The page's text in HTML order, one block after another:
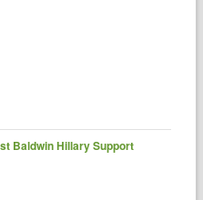
Baldwin Hillary Support